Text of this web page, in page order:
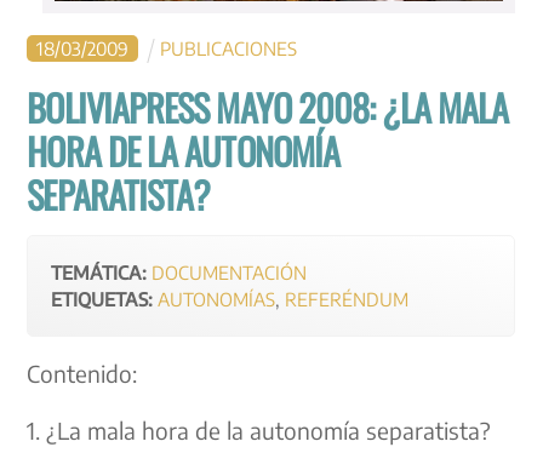
18/03/2009 PUBLICACIONES
BOLIVIAPRESS MAYO 2008: ¿LA MALA
HORA DE LA AUTONOMÍA
SEPARATISTA?
TEMÁTICA: DOCUMENTACIÓN
ETIQUETAS: AUTONOMÍAS, REFERÉNDUM
Contenido:
1. ¿La mala hora de la autonomía separatista?